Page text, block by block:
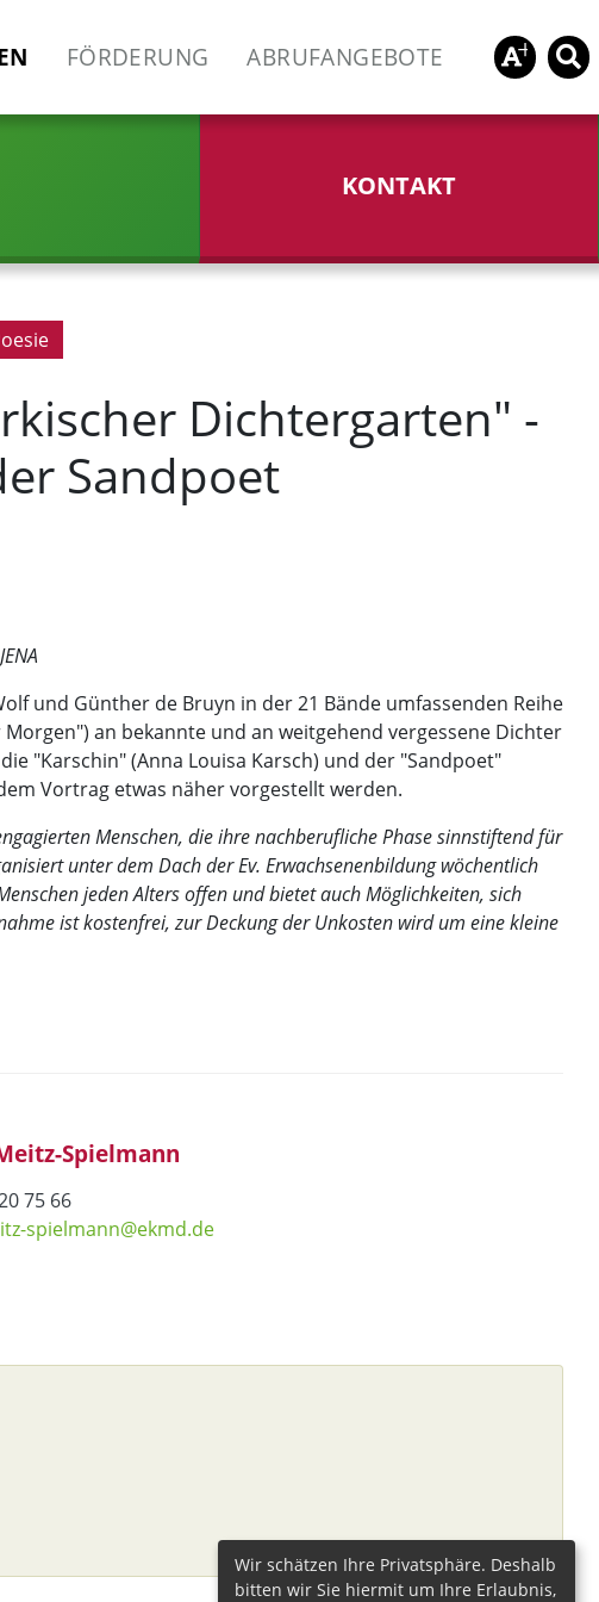
FÖRDERUNG ABRUFANGEBOTE
KONTAKT
Dichtergarten" -
Sandpoet
und Günther de Bruyn in der 21 Bände umfassenden Reihe
an bekannte und an weitgehend vergessene Dichter
"Karschin" (Anna Louisa Karsch) und der "Sandpoet"
Vortrag etwas näher vorgestellt werden.
Menschen, die ihre nachberufliche Phase sinnstiftend für
unter dem Dach der Ev. Erwachsenenbildung wöchentlich
jeden Alters offen und bietet auch Möglichkeiten, sich
ist kostenfrei, zur Deckung der Unkosten wird um eine kleine
Spielmann
75 66
spielmann@ekmd.de
Wir schätzen Ihre Privatsphäre. Deshalb
bitten wir Sie hiermit um Ihre Erlaubnis,